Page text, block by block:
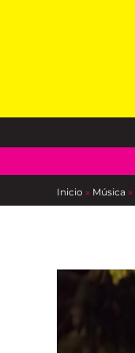
Inicio » Música »